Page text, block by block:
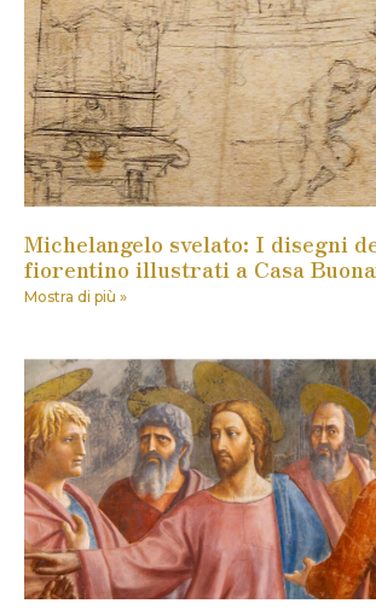
Michelangelo svelato: I disegni
fiorentino illustrati a Casa
Mostra di più »